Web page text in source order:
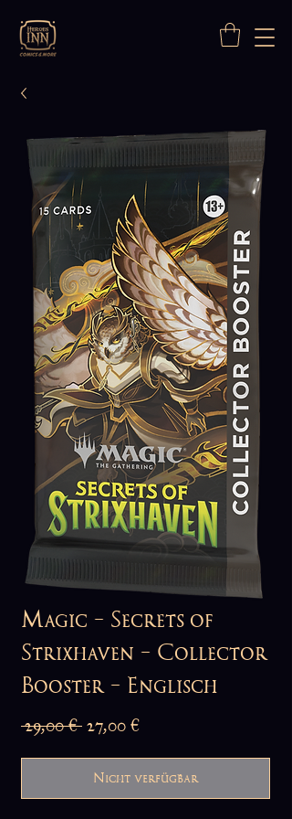
Magic - Secrets of
Strixhaven - Collector
Booster - Englisch
29,00 € Standardpreis
27,00 €
Nicht verfügbar